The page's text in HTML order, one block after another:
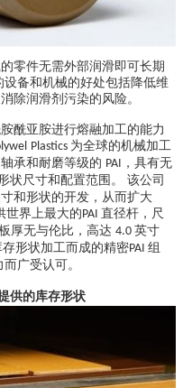
零件无需外部润滑即可长期
备和机械的好处包括降低维
除润滑剂污染的风险。
酰亚胺进行熔融加工的能力
Plastics 为全球的机械加工
承和耐磨等级的 PAI ，具有无
状尺寸和配置范围。 该公司
和形状的开发，从而扩大
世界上最大的PAI 直径杆，尺
厚无与伦比，高达 4.0 英寸
形状加工而成的精密PAI 组
广受认可。
供的库存形状